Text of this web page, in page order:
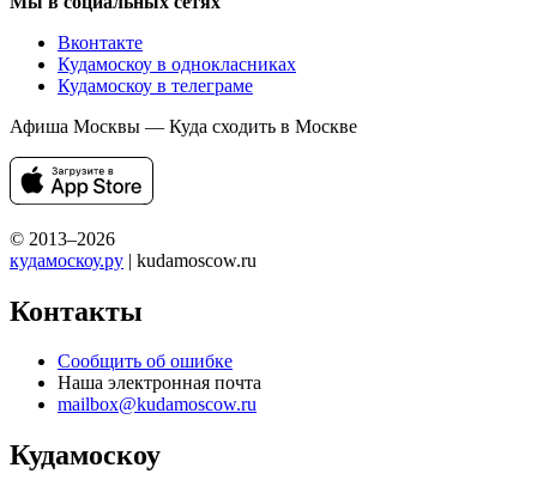
Вконтакте
Кудамоскоу в однокласниках
Кудамоскоу в телеграме
Афиша Москвы — Куда сходить в Москве
© 2013–2026
кудамоскоу.ру | kudamoscow.ru
Контакты
Сообщить об ошибке
Наша электронная почта
mailbox@kudamoscow.ru
Кудамоскоу